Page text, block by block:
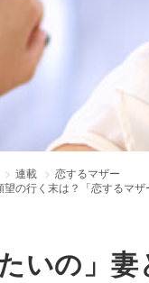
連載
恋するマザー
の行く末は？「恋するマ
いの」